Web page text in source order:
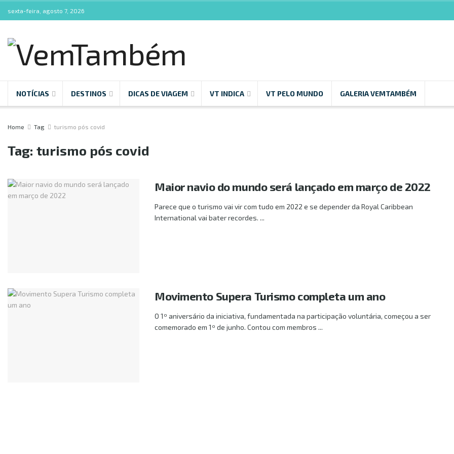
sexta-feira, agosto 7, 2026
NOTÍCIAS DESTINOS DICAS DE VIAGEM VT INDICA VT PELO MUNDO GALERIA VEMTAMBÉM
Home Tag turismo pós covid
Tag: turismo pós covid
Maior navio do mundo será lançado em março de 2022
Parece que o turismo vai vir com tudo em 2022 e se depender da Royal Caribbean
International vai bater recordes. ...
Movimento Supera Turismo completa um ano
O 1º aniversário da iniciativa, fundamentada na participação voluntária, começou a ser
comemorado em 1º de junho. Contou com membros ...